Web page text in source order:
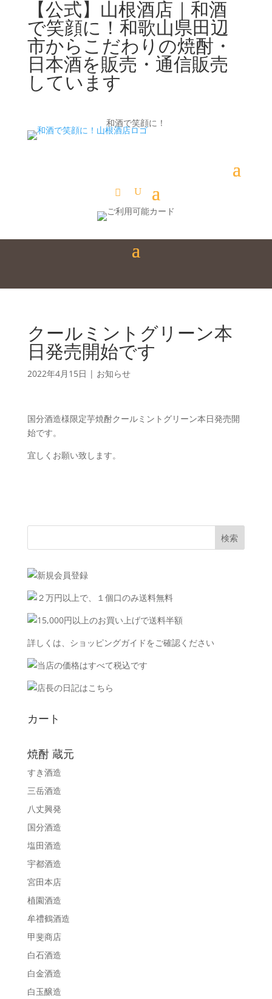
【公式】山根酒店｜和酒
で笑顔に！和歌山県田辺
市からこだわりの焼酎・
日本酒を販売・通信販売
しています
和酒で笑顔に！
クールミントグリーン本
日発売開始です
2022年4月15日 | お知らせ
国分酒造様限定芋焼酎クールミントグリーン本日発売開
始です。
宜しくお願い致します。
詳しくは、 ショッピングガイドをご確認ください
カート
焼酎 蔵元
すき酒造
三岳酒造
八丈興発
国分酒造
塩田酒造
宇都酒造
宮田本店
植園酒造
牟禮鶴酒造
甲斐商店
白石酒造
白金酒造
白玉醸造